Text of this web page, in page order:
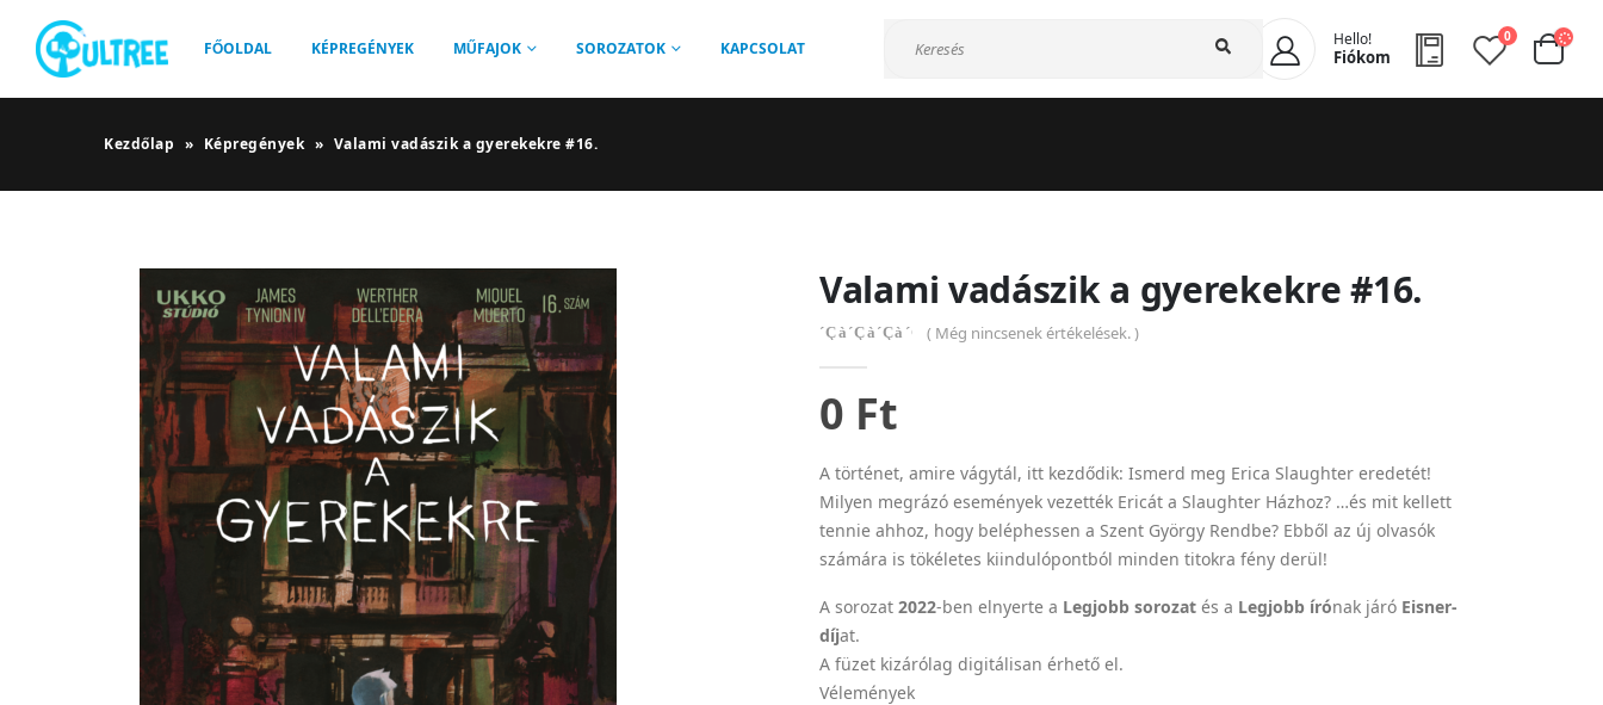
FŐOLDAL KÉPREGÉNYEK MŰFAJOK SOROZATOK KAPCSOLAT Hello!
Fiókom
0
Kezdőlap » Képregények » Valami vadászik a gyerekekre #16.
Valami vadászik a gyerekekre #16.
( Még nincsenek értékelések. )
0 Ft
A történet, amire vágytál, itt kezdődik: Ismerd meg Erica Slaughter eredetét!
Milyen megrázó események vezették Ericát a Slaughter Házhoz? …és mit kellett
tennie ahhoz, hogy beléphessen a Szent György Rendbe? Ebből az új olvasók
számára is tökéletes kiindulópontból minden titokra fény derül!
A sorozat 2022-ben elnyerte a Legjobb sorozat és a Legjobb írónak járó Eisner-
díjat.
A füzet kizárólag digitálisan érhető el.
Vélemények